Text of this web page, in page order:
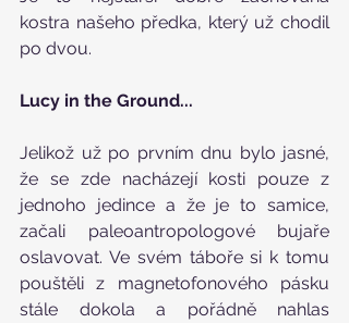
kostra našeho předka, který už chodil
po dvou.
Lucy in the Ground...
Jelikož už po prvním dnu bylo jasné,
že se zde nacházejí kosti pouze z
jednoho jedince a že je to samice,
začali paleoantropologové bujaře
oslavovat. Ve svém táboře si k tomu
pouštěli z magnetofonového pásku
stále dokola a pořádně nahlas